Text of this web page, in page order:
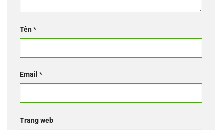
Tên*
Email *
Trang web